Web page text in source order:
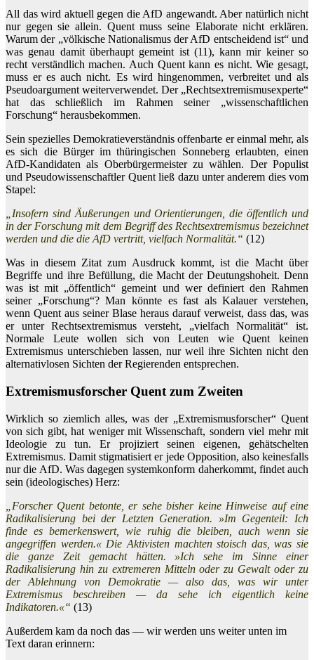
All das wird aktuell gegen die AfD angewandt. Aber natürlich nicht
nur gegen sie allein. Quent muss seine Elaborate nicht erklären.
Warum der „völkische Nationalismus der AfD entscheidend ist“ und
was genau damit überhaupt gemeint ist (11), kann mir keiner so
recht verständlich machen. Auch Quent kann es nicht. Wie gesagt,
muss er es auch nicht. Es wird hingenommen, verbreitet und als
Pseudoargument weiterverwendet. Der „Rechtsextremismusexperte“
hat das schließlich im Rahmen seiner „wissenschaftlichen
Forschung“ herausbekommen.
Sein spezielles Demokratieverständnis offenbarte er einmal mehr, als
es sich die Bürger im thüringischen Sonneberg erlaubten, einen
AfD-Kandidaten als Oberbürgermeister zu wählen. Der Populist
und Pseudowissenschaftler Quent ließ dazu unter anderem dies vom
Stapel:
„Insofern sind Äußerungen und Orientierungen, die öffentlich und
in der Forschung mit dem Begriff des Rechtsextremismus bezeichnet
werden und die die AfD vertritt, vielfach Normalität.“ (12)
Was in diesem Zitat zum Ausdruck kommt, ist die Macht über
Begriffe und ihre Befüllung, die Macht der Deutungshoheit. Denn
was ist mit „öffentlich“ gemeint und wer definiert den Rahmen
seiner „Forschung“? Man könnte es fast als Kalauer verstehen,
wenn Quent aus seiner Blase heraus darauf verweist, dass das, was
er unter Rechtsextremismus versteht, „vielfach Normalität“ ist.
Normale Leute wollen sich von Leuten wie Quent keinen
Extremismus unterschieben lassen, nur weil ihre Sichten nicht den
alternativlosen Sichten der Regierenden entsprechen.
Extremismusforscher Quent zum Zweiten
Wirklich so ziemlich alles, was der „Extremismusforscher“ Quent
von sich gibt, hat weniger mit Wissenschaft, sondern viel mehr mit
Ideologie zu tun. Er projiziert seinen eigenen, gehätschelten
Extremismus. Damit stigmatisiert er jede Opposition, also keinesfalls
nur die AfD. Was dagegen systemkonform daherkommt, findet auch
sein (ideologisches) Herz:
„Forscher Quent betonte, er sehe bisher keine Hinweise auf eine
Radikalisierung bei der Letzten Generation. »Im Gegenteil: Ich
finde es bemerkenswert, wie ruhig die bleiben, auch wenn sie
angegriffen werden.« Die Aktivisten machten stoisch das, was sie
die ganze Zeit gemacht hätten. »Ich sehe im Sinne einer
Radikalisierung hin zu extremeren Mitteln oder zu Gewalt oder zu
der Ablehnung von Demokratie — also das, was wir unter
Extremismus beschreiben — da sehe ich eigentlich keine
Indikatoren.«“ (13)
Außerdem kam da noch das — wir werden uns weiter unten im
Text daran erinnern: